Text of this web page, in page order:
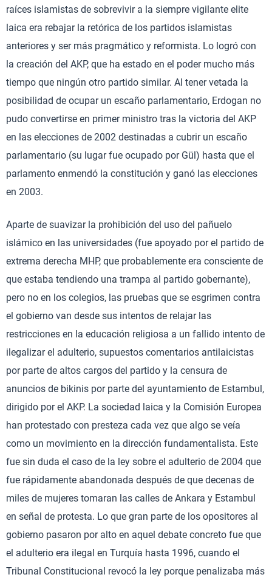
raíces islamistas de sobrevivir a la siempre vigilante elite
laica era rebajar la retórica de los partidos islamistas
anteriores y ser más pragmático y reformista. Lo logró con
la creación del AKP, que ha estado en el poder mucho más
tiempo que ningún otro partido similar. Al tener vetada la
posibilidad de ocupar un escaño parlamentario, Erdogan no
pudo convertirse en primer ministro tras la victoria del AKP
en las elecciones de 2002 destinadas a cubrir un escaño
parlamentario (su lugar fue ocupado por Gül) hasta que el
parlamento enmendó la constitución y ganó las elecciones
en 2003.
Aparte de suavizar la prohibición del uso del pañuelo
islámico en las universidades (fue apoyado por el partido de
extrema derecha MHP, que probablemente era consciente de
que estaba tendiendo una trampa al partido gobernante),
pero no en los colegios, las pruebas que se esgrimen contra
el gobierno van desde sus intentos de relajar las
restricciones en la educación religiosa a un fallido intento de
ilegalizar el adulterio, supuestos comentarios antilaicistas
por parte de altos cargos del partido y la censura de
anuncios de bikinis por parte del ayuntamiento de Estambul,
dirigido por el AKP. La sociedad laica y la Comisión Europea
han protestado con presteza cada vez que algo se veía
como un movimiento en la dirección fundamentalista. Este
fue sin duda el caso de la ley sobre el adulterio de 2004 que
fue rápidamente abandonada después de que decenas de
miles de mujeres tomaran las calles de Ankara y Estambul
en señal de protesta. Lo que gran parte de los opositores al
gobierno pasaron por alto en aquel debate concreto fue que
el adulterio era ilegal en Turquía hasta 1996, cuando el
Tribunal Constitucional revocó la ley porque penalizaba más